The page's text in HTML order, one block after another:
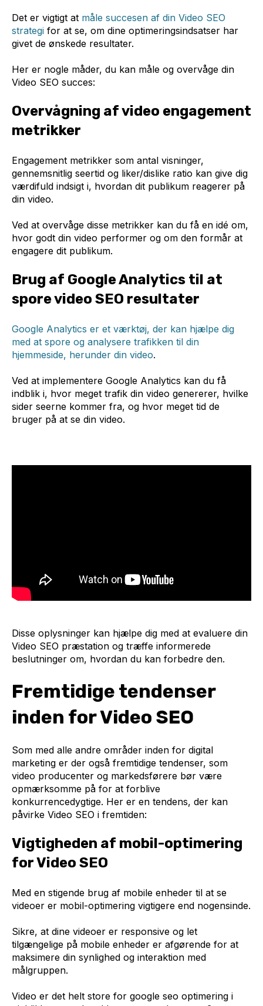
Det er vigtigt at måle succesen af din Video SEO
strategi for at se, om dine optimeringsindsatser har
givet de ønskede resultater.
Her er nogle måder, du kan måle og overvåge din
Video SEO succes:
Overvågning af video engagement
metrikker
Engagement metrikker som antal visninger,
gennemsnitlig seertid og liker/dislike ratio kan give dig
værdifuld indsigt i, hvordan dit publikum reagerer på
din video.
Ved at overvåge disse metrikker kan du få en idé om,
hvor godt din video performer og om den formår at
engagere dit publikum.
Brug af Google Analytics til at
spore video SEO resultater
Google Analytics er et værktøj, der kan hjælpe dig
med at spore og analysere trafikken til din
hjemmeside, herunder din video.
Ved at implementere Google Analytics kan du få
indblik i, hvor meget trafik din video genererer, hvilke
sider seerne kommer fra, og hvor meget tid de
bruger på at se din video.
Disse oplysninger kan hjælpe dig med at evaluere din
Video SEO præstation og træffe informerede
beslutninger om, hvordan du kan forbedre den.
Fremtidige tendenser
inden for Video SEO
Som med alle andre områder inden for digital
marketing er der også fremtidige tendenser, som
video producenter og markedsførere bør være
opmærksomme på for at forblive
konkurrencedygtige. Her er en tendens, der kan
påvirke Video SEO i fremtiden:
Vigtigheden af mobil-optimering
for Video SEO
Med en stigende brug af mobile enheder til at se
videoer er mobil-optimering vigtigere end nogensinde.
Sikre, at dine videoer er responsive og let
tilgængelige på mobile enheder er afgørende for at
maksimere din synlighed og interaktion med
målgruppen.
Video er det helt store for google seo optimering i